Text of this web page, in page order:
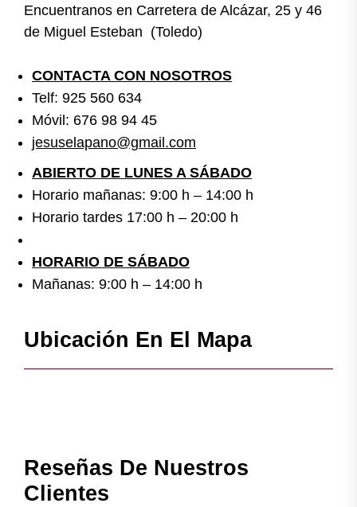
Encuentranos en Carretera de Alcázar, 25 y 46
de Miguel Esteban (Toledo)
CONTACTA CON NOSOTROS
Telf: 925 560 634
Móvil: 676 98 94 45
jesuselapano@gmail.com
ABIERTO DE LUNES A SÁBADO
Horario mañanas: 9:00 h – 14:00 h
Horario tardes 17:00 h – 20:00 h
HORARIO DE SÁBADO
Mañanas: 9:00 h – 14:00 h
Ubicación En El Mapa
Reseñas De Nuestros
Clientes